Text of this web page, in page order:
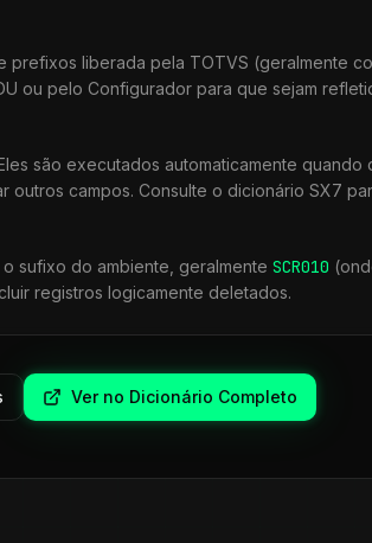
prefixos liberada pela TOTVS (geralmente
ou pelo Configurador para que sejam
são executados automaticamente quando
campos. Consulte o dicionário SX7
sufixo do ambiente, geralmente SCR010
registros logicamente deletados.
Ver no Dicionário Completo